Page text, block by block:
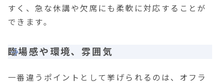
すく、急な休講や欠席にも柔軟に対応することが
できます。
臨場感や環境、雰囲気
一番違うポイントとして挙げられるのは、オフラ